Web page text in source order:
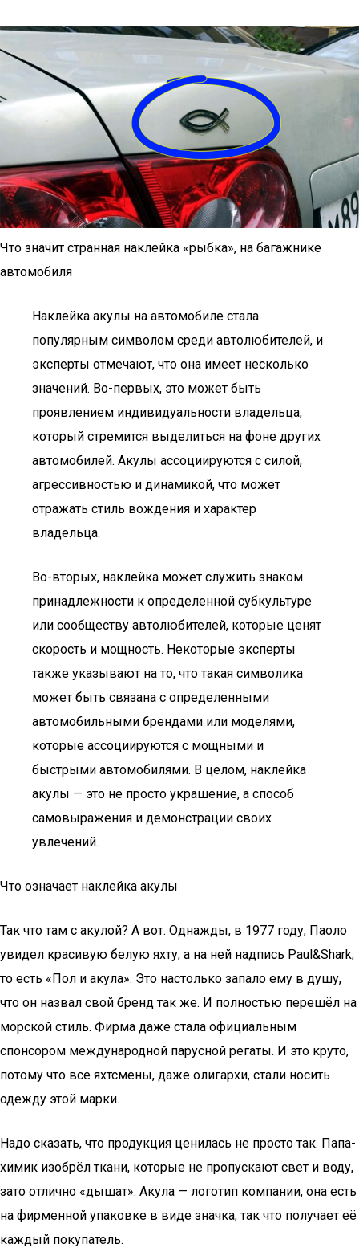
Что значит странная наклейка «рыбка», на багажнике
автомобиля
Наклейка акулы на автомобиле стала
популярным символом среди автолюбителей, и
эксперты отмечают, что она имеет несколько
значений. Во-первых, это может быть
проявлением индивидуальности владельца,
который стремится выделиться на фоне других
автомобилей. Акулы ассоциируются с силой,
агрессивностью и динамикой, что может
отражать стиль вождения и характер
владельца.
Во-вторых, наклейка может служить знаком
принадлежности к определенной субкультуре
или сообществу автолюбителей, которые ценят
скорость и мощность. Некоторые эксперты
также указывают на то, что такая символика
может быть связана с определенными
автомобильными брендами или моделями,
которые ассоциируются с мощными и
быстрыми автомобилями. В целом, наклейка
акулы — это не просто украшение, а способ
самовыражения и демонстрации своих
увлечений.
Что означает наклейка акулы
Так что там с акулой? А вот. Однажды, в 1977 году, Паоло
увидел красивую белую яхту, а на ней надпись Paul&Shark,
то есть «Пол и акула». Это настолько запало ему в душу,
что он назвал свой бренд так же. И полностью перешёл на
морской стиль. Фирма даже стала официальным
спонсором международной парусной регаты. И это круто,
потому что все яхтсмены, даже олигархи, стали носить
одежду этой марки.
Надо сказать, что продукция ценилась не просто так. Папа-
химик изобрёл ткани, которые не пропускают свет и воду,
зато отлично «дышат». Акула — логотип компании, она есть
на фирменной упаковке в виде значка, так что получает её
каждый покупатель.